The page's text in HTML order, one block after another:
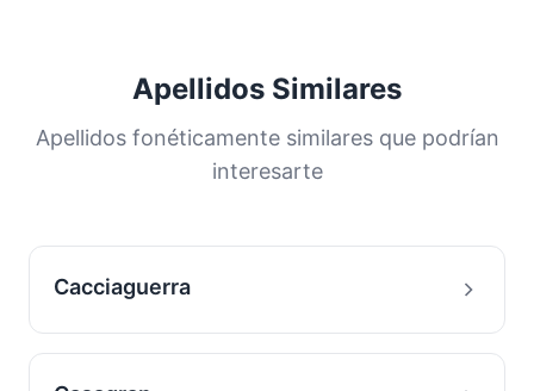
Apellidos Similares
Apellidos fonéticamente similares que podrían
interesarte
Cacciaguerra